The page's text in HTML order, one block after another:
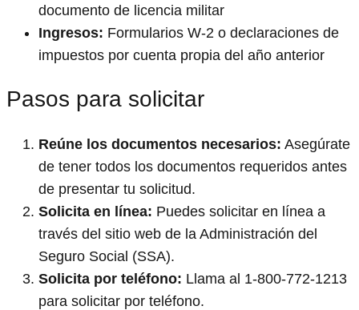
documento de licencia militar
Ingresos: Formularios W-2 o declaraciones de
impuestos por cuenta propia del año anterior
Pasos para solicitar
Reúne los documentos necesarios: Asegúrate
de tener todos los documentos requeridos antes
de presentar tu solicitud.
Solicita en línea: Puedes solicitar en línea a
través del sitio web de la Administración del
Seguro Social (SSA).
Solicita por teléfono: Llama al 1-800-772-1213
para solicitar por teléfono.